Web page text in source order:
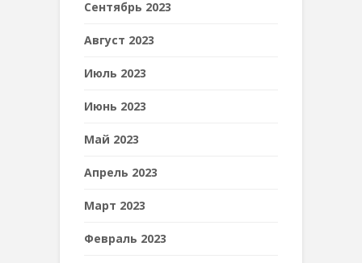
Сентябрь 2023
Август 2023
Июль 2023
Июнь 2023
Май 2023
Апрель 2023
Март 2023
Февраль 2023